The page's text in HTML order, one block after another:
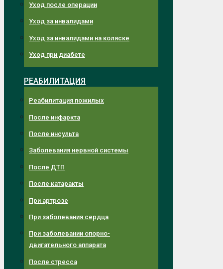
Уход после операции
Уход за инвалидами
Уход за инвалидами на коляске
Уход при диабете
РЕАБИЛИТАЦИЯ
Реабилитация пожилых
После инфаркта
После инсульта
Заболевания нервной системы
После ДТП
После катаракты
При артрозе
При заболевания сердца
При заболевании опорно-
двигательного аппарата
После стресса